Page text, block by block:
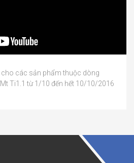
cho các sản phẩm thuộc dòng
Ti1.1 từ 1/10 đến hết 10/10/2016